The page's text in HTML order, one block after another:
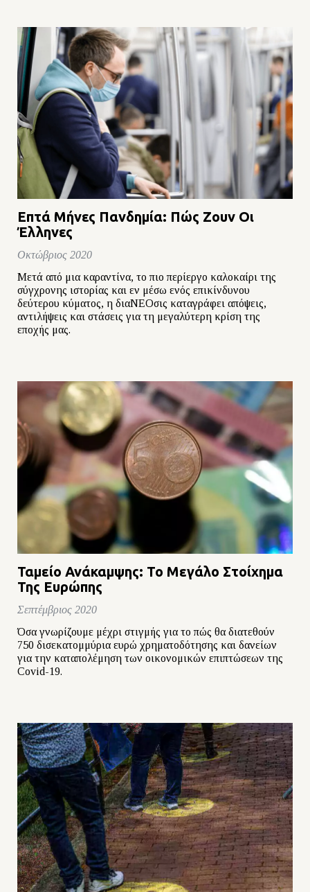
Επτά Μήνες Πανδημία: Πώς Ζουν Οι
Έλληνες
Οκτώβριος 2020
Μετά από μια καραντίνα, το πιο περίεργο καλοκαίρι της
σύγχρονης ιστορίας και εν μέσω ενός επικίνδυνου
δεύτερου κύματος, η διαΝΕΟσις καταγράφει απόψεις,
αντιλήψεις και στάσεις για τη μεγαλύτερη κρίση της
εποχής μας.
Ταμείο Ανάκαμψης: Το Μεγάλο Στοίχημα
Της Ευρώπης
Σεπτέμβριος 2020
Όσα γνωρίζουμε μέχρι στιγμής για το πώς θα διατεθούν
750 δισεκατομμύρια ευρώ χρηματοδότησης και δανείων
για την καταπολέμηση των οικονομικών επιπτώσεων της
Covid-19.